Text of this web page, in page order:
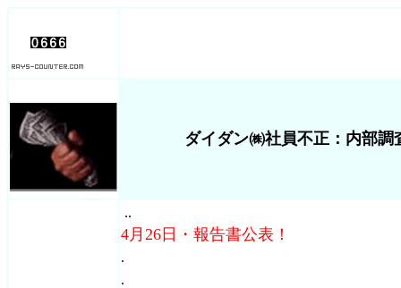
ダイダン㈱社員不正：内部調
..
4月26日・報告書公表！
.
.